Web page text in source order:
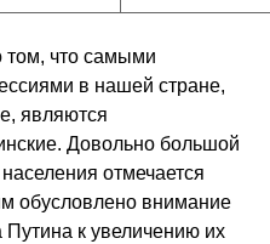
том, что самыми
в нашей стране,
являются
Довольно большой
отмечается
обусловлено внимание
к увеличению их